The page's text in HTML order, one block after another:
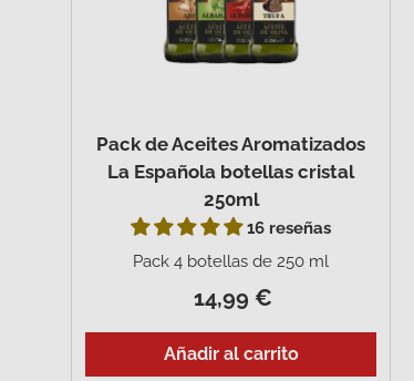
Pack de Aceites Aromatizados
La Española botellas cristal
250ml
16 reseñas
Pack 4 botellas de 250 ml
14,99 €
Añadir al carrito